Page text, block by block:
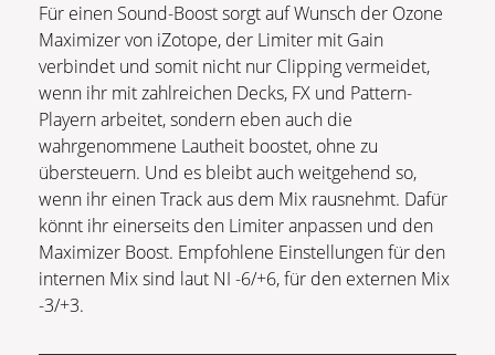
Für einen Sound-Boost sorgt auf Wunsch der Ozone
Maximizer von iZotope, der Limiter mit Gain
verbindet und somit nicht nur Clipping vermeidet,
wenn ihr mit zahlreichen Decks, FX und Pattern-
Playern arbeitet, sondern eben auch die
wahrgenommene Lautheit boostet, ohne zu
übersteuern. Und es bleibt auch weitgehend so,
wenn ihr einen Track aus dem Mix rausnehmt. Dafür
könnt ihr einerseits den Limiter anpassen und den
Maximizer Boost. Empfohlene Einstellungen für den
internen Mix sind laut NI -6/+6, für den externen Mix
-3/+3.